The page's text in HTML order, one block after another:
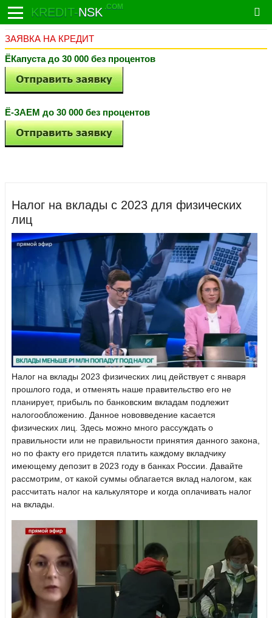
KREDIT-NSK .COM
ЗАЯВКА НА КРЕДИТ
ЁКапуста до 30 000 без процентов
Ё-ЗАЕМ до 30 000 без процентов
Налог на вклады с 2023 для физических
лиц
Налог на вклады 2023 физических лиц действует с января
прошлого года, и отменять наше правительство его не
планирует, прибыль по банковским вкладам подлежит
налогообложению. Данное нововведение касается
физических лиц. Здесь можно много рассуждать о
правильности или не правильности принятия данного закона,
но по факту его придется платить каждому вкладчику
имеющему депозит в 2023 году в банках России. Давайте
рассмотрим, от какой суммы облагается вклад налогом, как
рассчитать налог на калькуляторе и когда оплачивать налог
на вклады.